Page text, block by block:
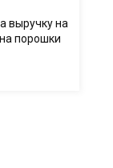
выручку на
порошки